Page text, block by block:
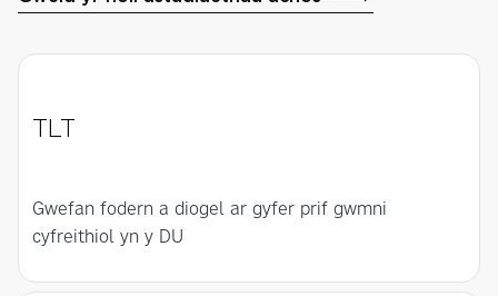
Gwefan fodern a diogel ar gyfer prif gwmni
cyfreithiol yn y DU